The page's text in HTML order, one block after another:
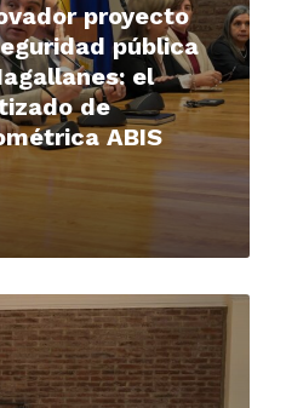
proyecto
pública
el
de
ABIS